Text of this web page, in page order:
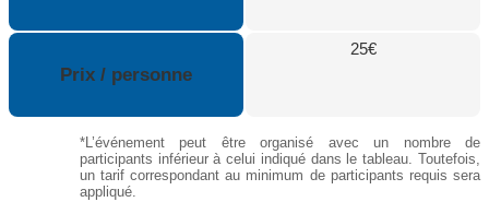
Prix / personne
25€
*L’événement peut être organisé avec un nombre de
participants inférieur à celui indiqué dans le tableau. Toutefois,
un tarif correspondant au minimum de participants requis sera
appliqué.